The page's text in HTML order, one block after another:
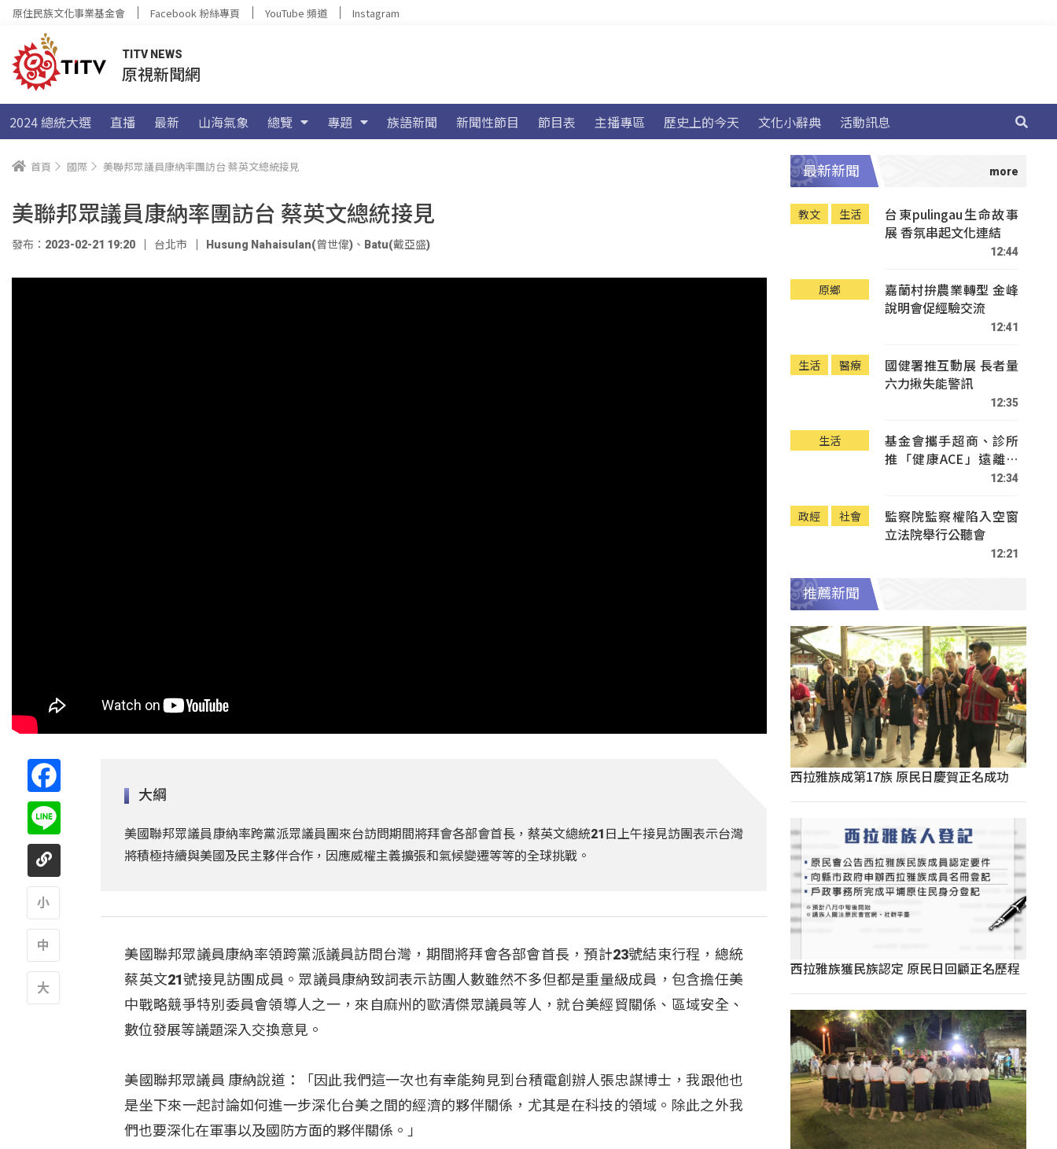
原住民族文化事業基金會 Facebook 粉絲專頁 YouTube 頻道 Instagram
TITV NEWS
原視新聞網
2024 總統大選 直播 最新 山海氣象 總覽 專題 族語新聞 新聞性節目 節目表 主播專區 歷史上的今天 文化小辭典 活動訊息
首頁 國際 美聯邦眾議員康納率團訪台 蔡英文總統接見
美聯邦眾議員康納率團訪台 蔡英文總統接見
發布：2023-02-21 19:20 台北市 Husung Nahaisulan(曾世偉) 、 Batu(戴亞盛)
大綱
美國聯邦眾議員康納率跨黨派眾議員團來台訪問期間將拜會各部會首長，蔡英文總統21日上午接見訪團表示台灣
將積極持續與美國及民主夥伴合作，因應威權主義擴張和氣候變遷等等的全球挑戰。
美國聯邦眾議員康納率領跨黨派議員訪問台灣，期間將拜會各部會首長，預計23號結束行程，總統
蔡英文21號接見訪團成員。眾議員康納致詞表示訪團人數雖然不多但都是重量級成員，包含擔任美
中戰略競爭特別委員會領導人之一，來自麻州的歐清傑眾議員等人，就台美經貿關係、區域安全、
數位發展等議題深入交換意見。
美國聯邦眾議員 康納說道：「因此我們這一次也有幸能夠見到台積電創辦人張忠謀博士，我跟他也
是坐下來一起討論如何進一步深化台美之間的經濟的夥伴關係，尤其是在科技的領域。除此之外我
們也要深化在軍事以及國防方面的夥伴關係。」
最新新聞
教文 生活
台東pulingau生命故事
展 香氛串起文化連結
12:44
原鄉
嘉蘭村拚農業轉型 金峰
說明會促經驗交流
12:41
生活 醫療
國健署推互動展 長者量
六力揪失能警訊
12:35
生活
基金會攜手超商、診所
推「健康ACE」遠離疾
12:34
政經 社會
監察院監察權陷入空窗
立法院舉行公聽會
12:21
推薦新聞
西拉雅族成第17族 原民日慶賀正名成功
西拉雅族獲民族認定 原民日回顧正名歷程